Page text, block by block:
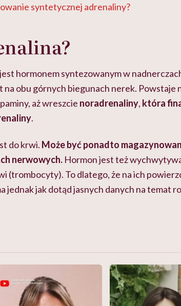
syntetycznej adrenaliny?
hormonem syntezowanym w
na obu górnych biegunach nerek. Powstaje
aż wreszcie noradrenaliny, która
.
do krwi. Może być ponadto
nerwowych. Hormon jest też
(trombocyty). To dlatego, że na ich
jednak jak dotąd jasnych danych na temat